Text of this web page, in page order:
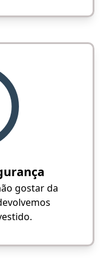
gostar da